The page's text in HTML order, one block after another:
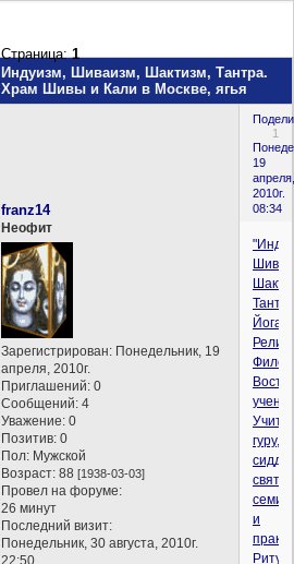
Индуизм, Шиваизм, Шактизм, Тантра.
Храм Шивы и Кали в Москве, ягья
Страница:1
1
19
апреля,
2010г.
08:34
franz14
Неофит
Зарегистрирован: Понедельник, 19
апреля, 2010г.
Приглашений: 0
Сообщений: 4
Уважение: 0
Позитив: 0
Пол: Мужской
Возраст: 88[1938-03-03]
Провел на форуме:
26 минут
Последний визит:
Понедельник, 30 августа, 2010г.
22:50
Йога".
гуру,
и